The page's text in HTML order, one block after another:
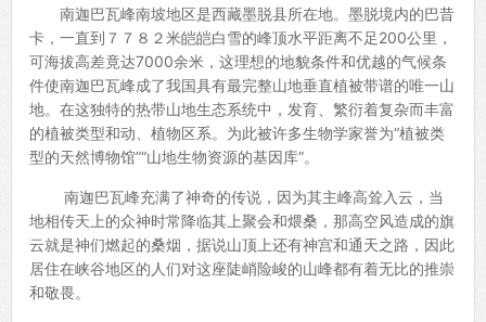
南迦巴瓦峰南坡地区是西藏墨脱县所在地。墨脱境内的巴昔
卡，一直到７７８２米皑皑白雪的峰顶水平距离不足200公里，
可海拔高差竟达7000余米，这理想的地貌条件和优越的气候条
件使南迦巴瓦峰成了我国具有最完整山地垂直植被带谱的唯一山
地。在这独特的热带山地生态系统中，发育、繁衍着复杂而丰富
的植被类型和动、植物区系。为此被许多生物学家誉为“植被类
型的天然博物馆”“山地生物资源的基因库”。
南迦巴瓦峰充满了神奇的传说，因为其主峰高耸入云，当
地相传天上的众神时常降临其上聚会和煨桑，那高空风造成的旗
云就是神们燃起的桑烟，据说山顶上还有神宫和通天之路，因此
居住在峡谷地区的人们对这座陡峭险峻的山峰都有着无比的推崇
和敬畏。